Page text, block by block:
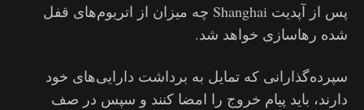
پس از آپدیت Shanghai چه میزان از اتریوم‌های قفل
شده رهاسازی خواهد شد.
سپرده‌گذارانی که تمایل به برداشت دارایی‌های خود
دارند، باید پیام خروج را امضا کنند و سپس در صف